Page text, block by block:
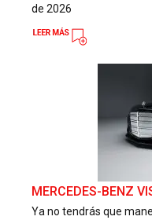
de 2026
MERCEDES-BENZ
Ya no tendrás que